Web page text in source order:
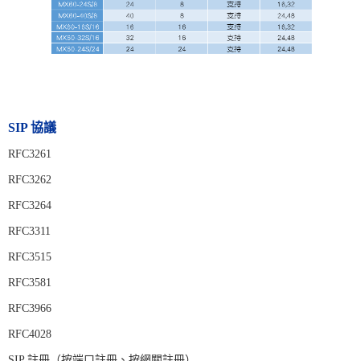
SIP 協議
RFC3261
RFC3262
RFC3264
RFC3311
RFC3515
RFC3581
RFC3966
RFC4028